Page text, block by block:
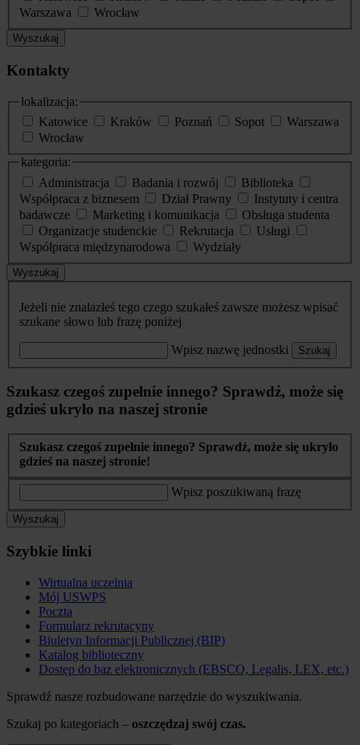
Warszawa
Wrocław
Wyszukaj
Kontakty
lokalizacja:
Katowice
Kraków Poznań Sopot
Warszawa
Wrocław
kategoria:
Administracja
Badania i rozwój
Biblioteka
Współpraca z biznesem
Dział Prawny
Instytuty i centra
badawcze
Marketing i komunikacja
Obsługa studenta
Organizacje studenckie
Rekrutacja
Usługi
Współpraca międzynarodowa
Wydziały
Wyszukaj
Jeżeli nie znalazłeś tego czego szukałeś zawsze możesz wpisać
szukane słowo lub frazę poniżej
Wpisz nazwę jednostki Szukaj
Szukasz czegoś zupełnie innego? Sprawdź, może się
gdzieś ukryło na naszej stronie
Szukasz czegoś zupełnie innego? Sprawdź, może się ukryło
gdzieś na naszej stronie!
Wpisz poszukiwaną frazę
Wyszukaj
Szybkie linki
Wirtualna uczelnia
Mój USWPS
Poczta
Formularz rekrutacyny
Biuletyn Informacji Publicznej (BIP)
Katalog biblioteczny
Dostęp do baz elektronicznych (EBSCO, Legalis, LEX, etc.)
Sprawdź nasze rozbudowane narzędzie do wyszukiwania.
Szukaj po kategoriach – oszczędzaj swój czas.